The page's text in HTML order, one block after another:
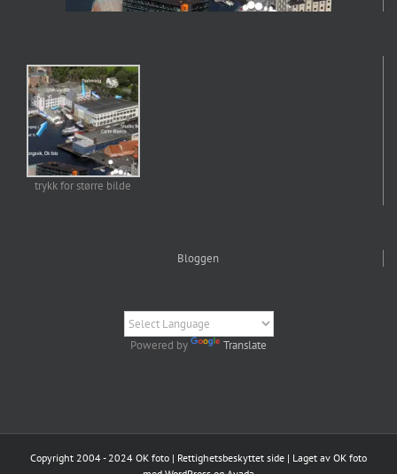
trykk for større bilde
Bloggen
Powered by Translate
Copyright 2004 - 2024 OK foto | Rettighetsbeskyttet side | Laget av OK foto